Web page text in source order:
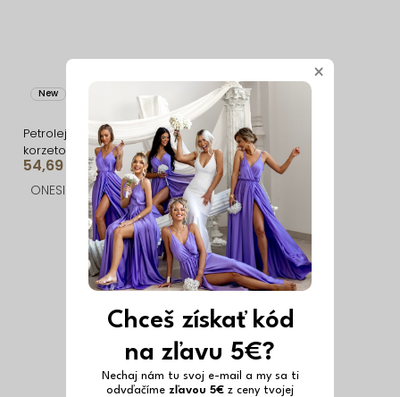
New Vyrobené v EÚ
Petrolejové tvarujúce
korzetové dlhé
spoločenské šaty
FRUESTA
54,69 €
ONESIZE
New
Petrolejové tvarujúce
korzetové dlhé
spoločenské šaty
BRANFLA
48,59 €
ONESIZE
×
Chceš získať kód
na zľavu 5€?
Nechaj nám tu svoj e-mail a my sa ti
odvďačíme zľavou 5€ z ceny tvojej